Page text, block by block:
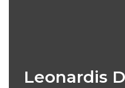
Leonardis